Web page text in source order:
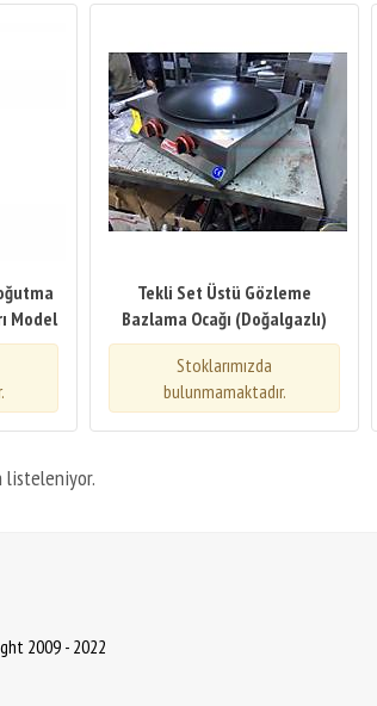
Model
Tekli Set Üstü Gözleme
Bazlama Ocağı (Doğalgazlı)
Stoklarımızda
bulunmamaktadır.
listeleniyor.
2009 - 2022